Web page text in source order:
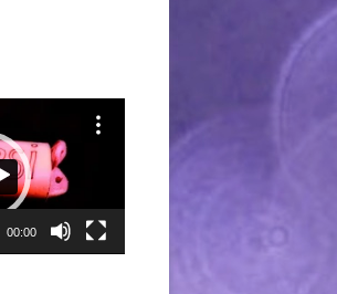
00:00